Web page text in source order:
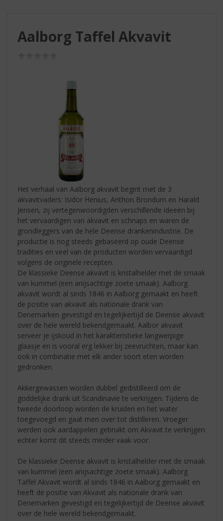
Aalborg Taffel Akvavit
Het verhaal van Aalborg akvavit begint met de 3
akvavitvaders: Isidor Henius, Anthon Brondum en Harald
Jensen, zij vertegenwoordigden verschillende ideeën bij
het vervaardigen van akvavit en schnaps en waren de
grondleggers van de hele Deense drankenindustrie. De
productie is nog steeds gebaseerd op oude Deense
tradities en veel van de producten worden vervaardigd
volgens de originele recepten.
De klassieke Deense akvavit is kristalhelder met de smaak
van kummel (een anijsachtige zoete smaak). Aalborg
akvavit wordt al sinds 1846 in Aalborg gemaakt en heeft
de positie van akvavit als nationale drank van
Denemarken gevestigd en tegelijkertijd de Deense akvavit
over de hele wereld bekendgemaakt. Aalbor akvavit
serveer je ijskoud in het karakteristieke langwerpige
glaasje en is vooral erg lekker bij zeevruchten, maar kan
ook in combinatie met elk ander soort eten worden
gedronken.
Akkergewassen worden dubbel gedistilleerd om de
goddelijke drank uit Scandinavië te verkrijgen. Tijdens de
tweede doorloop worden de kruiden en het water
toegevoegd en gaat men over tot distilleren. Vroeger
werden ook aardappelen gebruikt om Akvavit te verkrijgen
echter komt dit steeds minder vaak voor.
De klassieke Deense akvavit is kristalhelder met de smaak
van kummel (een anijsachtige zoete smaak). Aalborg
Taffel Akvavit wordt al sinds 1846 in Aalborg gemaakt en
heeft de positie van Akvavit als nationale drank van
Denemarken gevestigd en tegelijkertijd de Deense akvavit
over de hele wereld bekendgemaakt.